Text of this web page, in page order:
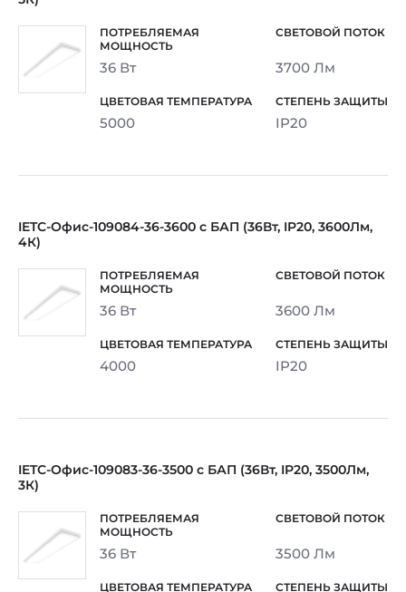
36 Вт 3700 Лм
5000 IP20
IETC-Офис-109084-36-3600 с БАП (36Вт, IP20, 3600Лм,
4К)
36 Вт 3600 Лм
4000 IP20
IETC-Офис-109083-36-3500 с БАП (36Вт, IP20, 3500Лм,
3К)
36 Вт 3500 Лм